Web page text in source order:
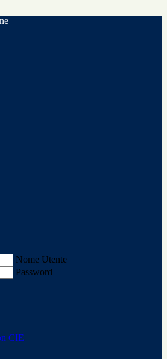
Nome Utente
Password
CIE